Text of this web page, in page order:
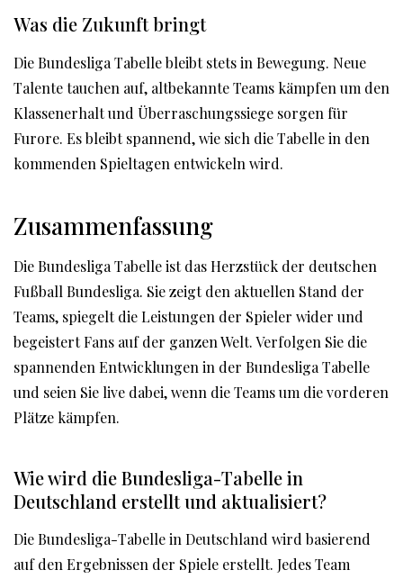
Was die Zukunft bringt
Die Bundesliga Tabelle bleibt stets in Bewegung. Neue
Talente tauchen auf, altbekannte Teams kämpfen um den
Klassenerhalt und Überraschungssiege sorgen für
Furore. Es bleibt spannend, wie sich die Tabelle in den
kommenden Spieltagen entwickeln wird.
Zusammenfassung
Die Bundesliga Tabelle ist das Herzstück der deutschen
Fußball Bundesliga. Sie zeigt den aktuellen Stand der
Teams, spiegelt die Leistungen der Spieler wider und
begeistert Fans auf der ganzen Welt. Verfolgen Sie die
spannenden Entwicklungen in der Bundesliga Tabelle
und seien Sie live dabei, wenn die Teams um die vorderen
Plätze kämpfen.
Wie wird die Bundesliga-Tabelle in
Deutschland erstellt und aktualisiert?
Die Bundesliga-Tabelle in Deutschland wird basierend
auf den Ergebnissen der Spiele erstellt. Jedes Team